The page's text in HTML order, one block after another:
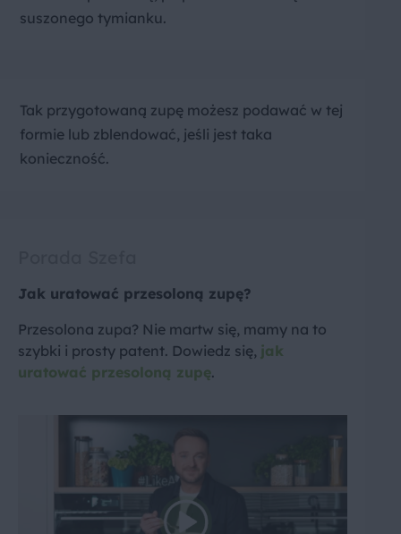
suszonego tymianku.
Tak przygotowaną zupę możesz podawać w tej
formie lub zblendować, jeśli jest taka
konieczność.
Jak uratować przesoloną zupę?
Przesolona zupa? Nie martw się, mamy na to
szybki i prosty patent. Dowiedz się, jak
uratować przesoloną zupę.